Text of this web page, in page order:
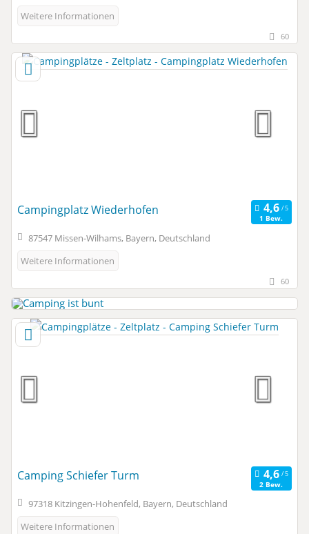
Weitere Informationen
60
Campingplatz Wiederhofen
1 Bew.
87547 Missen-Wilhams, Bayern, Deutschland
Weitere Informationen
60
Camping Schiefer Turm
2 Bew.
97318 Kitzingen-Hohenfeld, Bayern, Deutschland
Weitere Informationen